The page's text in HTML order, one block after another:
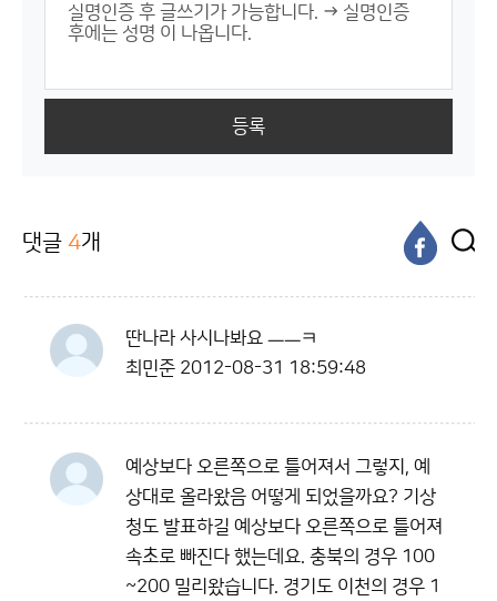
등록
댓글 4개
딴나라 사시나봐요 ㅡㅡㅋ
최민준 2012-08-31 18:59:48
예상보다 오른쪽으로 틀어져서 그렇지, 예
상대로 올라왔음 어떻게 되었을까요? 기상
청도 발표하길 예상보다 오른쪽으로 틀어져
속초로 빠진다 했는데요. 충북의 경우 100
~200 밀리왔습니다. 경기도 이천의 경우 1